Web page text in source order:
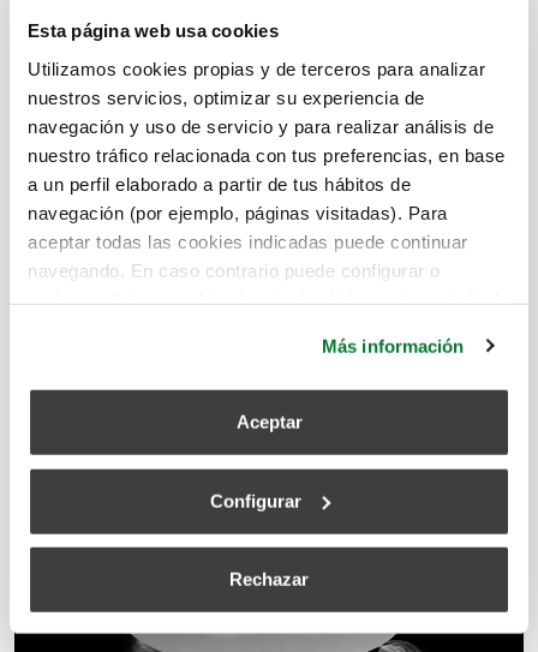
Esta página web usa cookies
Utilizamos cookies propias y de terceros para analizar
nuestros servicios, optimizar su experiencia de
navegación y uso de servicio y para realizar análisis de
nuestro tráfico relacionada con tus preferencias, en base
a un perfil elaborado a partir de tus hábitos de
navegación (por ejemplo, páginas visitadas). Para
aceptar todas las cookies indicadas puede continuar
navegando. En caso contrario puede configurar o
Más información
Aceptar
Configurar
Rechazar
puedan producir en interiores hacia exteriores.
aire limpio ,sistemas de ventilación,extractores,
de humo
Leer más
y extractores contra incendios